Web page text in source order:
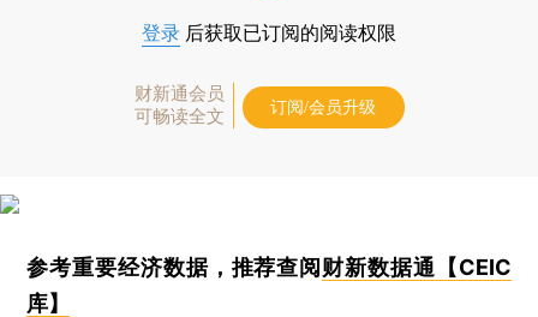
登录 后获取已订阅的阅读权限
财新通会员
可畅读全文
订阅/会员升级
参考重要经济数据，推荐查阅财新数据通【CEIC
库】